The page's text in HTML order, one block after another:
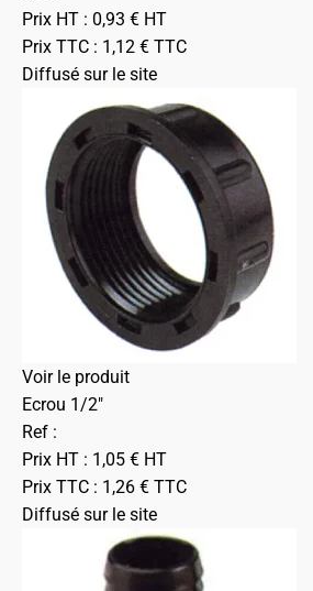
Prix HT : 0,93 € HT
Prix TTC : 1,12 € TTC
Diffusé sur le site
Voir le produit
Ecrou 1/2"
Ref :
Prix HT : 1,05 € HT
Prix TTC : 1,26 € TTC
Diffusé sur le site